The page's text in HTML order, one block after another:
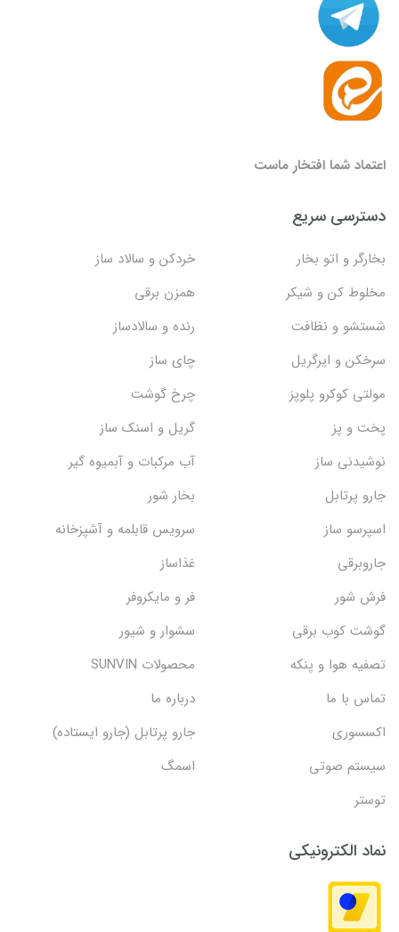
اعتماد شما افتخار ماست
دسترسی سریع
بخارگر و اتو بخار
خردکن و سالاد ساز
مخلوط کن و شیکر
همزن برقی
شستشو و نظافت
رنده و سالادساز
سرخکن و ایرگریل
چای ساز
مولتی کوکرو پلوپز
چرخ گوشت
پخت و پز
گریل و اسنک‌ ساز
نوشیدنی ساز
آب مرکبات و آبمیوه گیر
جارو پرتابل
بخار شور
اسپرسو ساز
سرویس قابلمه و آشپزخانه
جاروبرقی
غذاساز
فرش شور
فر و مایکروفر
گوشت کوب برقی
سشوار و شیور
تصفیه هوا و پنکه
محصولات SUNVIN
تماس با ما
درباره ما
اکسسوری
جارو پرتابل (جارو ایستاده)
سیستم صوتی
اسمگ
توستر
نماد الکترونیکی